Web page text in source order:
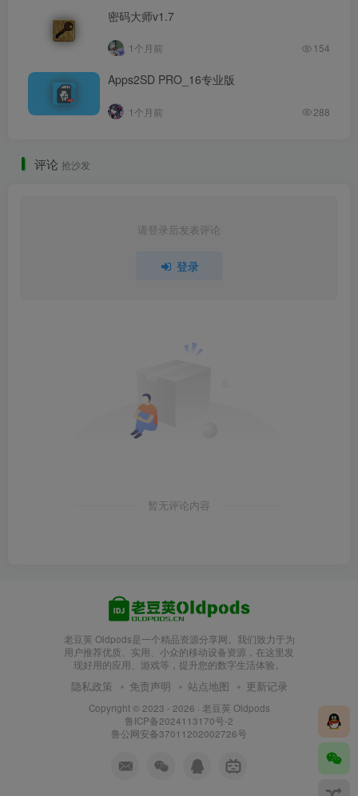
密码大师v1.7
1个月前 154
Apps2SD PRO_16专业版
1个月前 288
评论 抢沙发
请登录后发表评论
登录
暂无评论内容
老豆荚 Oldpods是一个精品资源分享网。我们致力于为
用户推荐优质、实用、小众的移动设备资源，在这里发
现好用的应用、游戏等，提升您的数字生活体验。
隐私政策 免责声明 站点地图 更新记录
Copyright © 2023 - 2026 · 老豆荚 Oldpods
鲁ICP备2024113170号-2
鲁公网安备37011202002726号